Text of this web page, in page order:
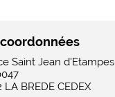
Saint Jean d'Etampes
LA BREDE CEDEX